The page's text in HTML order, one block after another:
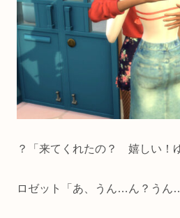
？「来てくれたの？ 嬉しい！
ロゼット「あ、うん…ん？うん